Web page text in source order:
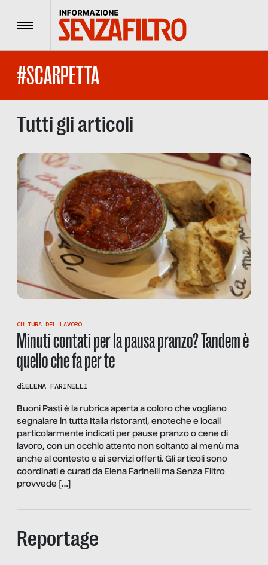
Menu
#SCARPETTA
Tutti gli articoli
CULTURA DEL LAVORO
Minuti contati per la pausa pranzo? Tandem è
quello che fa per te
diELENA FARINELLI
Buoni Pasti è la rubrica aperta a coloro che vogliano
segnalare in tutta Italia ristoranti, enoteche e locali
particolarmente indicati per pause pranzo o cene di
lavoro, con un occhio attento non soltanto al menù ma
anche al contesto e ai servizi offerti. Gli articoli sono
coordinati e curati da Elena Farinelli ma Senza Filtro
provvede […]
Reportage